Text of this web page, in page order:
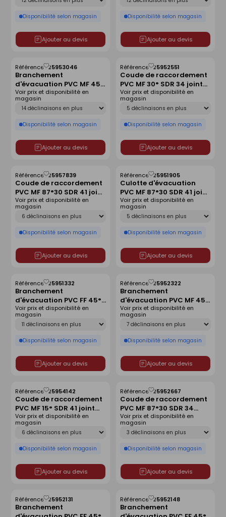
Disponibilité selon magasin
Ajouter au devis
Disponibilité selon magasin
Ajouter au devis
Branchement
d'évacuation PVC MF 45°
SDR 41 joint monté -
D400x250
Référence :25953046
Déclinaison
Disponibilité selon magasin
Voir prix et disponibilité en
magasin
Ajouter au devis
Enregistrer
comme
liste
Coude de raccordement
PVC MF 30° SDR 34 joint
monté - D160
Référence :25952551
Déclinaison
Disponibilité selon magasin
Voir prix et disponibilité en
magasin
Ajouter au devis
Enregistrer
comme
liste
Coude de raccordement
PVC MF 87°30 SDR 41 joint
monté - D315
Référence :25957839
Déclinaison
Disponibilité selon magasin
Voir prix et disponibilité en
magasin
Ajouter au devis
Enregistrer
comme
liste
Culotte d'évacuation
PVC MF 87°30 SDR 41 joint
monté - D250
Référence :25951905
Déclinaison
Disponibilité selon magasin
Voir prix et disponibilité en
magasin
Ajouter au devis
Enregistrer
comme
liste
Branchement
d'évacuation PVC FF 45°
SDR 41 joint monté -
D250x200
Référence :25951332
Déclinaison
Disponibilité selon magasin
Voir prix et disponibilité en
magasin
Ajouter au devis
Enregistrer
comme
liste
Branchement
d'évacuation PVC MF 45°
SDR 34 joint monté -
D400x160
Référence :25952322
Déclinaison
Disponibilité selon magasin
Voir prix et disponibilité en
magasin
Ajouter au devis
Enregistrer
comme
liste
Coude de raccordement
PVC MF 15° SDR 41 joint
monté - D250
Référence :25954142
Déclinaison
Disponibilité selon magasin
Voir prix et disponibilité en
magasin
Ajouter au devis
Enregistrer
comme
liste
Coude de raccordement
PVC MF 87°30 SDR 34
joint monté - D250
Référence :25952667
Déclinaison
Disponibilité selon magasin
Voir prix et disponibilité en
magasin
Ajouter au devis
Enregistrer
comme
liste
Branchement
Référence :25952131
Enregistrer
comme
Branchement
Référence :25952148
Enregistrer
comme